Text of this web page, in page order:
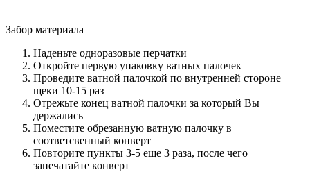
Забор материала
Наденьте одноразовые перчатки
Откройте первую упаковку ватных палочек
Проведите ватной палочкой по внутренней стороне
щеки 10-15 раз
Отрежьте конец ватной палочки за который Вы
держались
Поместите обрезанную ватную палочку в
соответсвенный конверт
Повторите пункты 3-5 еще 3 раза, после чего
запечатайте конверт